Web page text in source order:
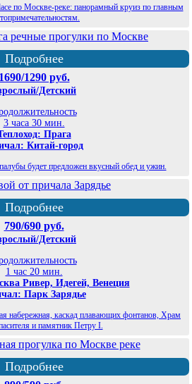
по Москве-реке: панорамный круиз по главным
Подробнее
1690/1290 руб.
Детский
3 часа 30 мин.
Прага
Китай-город
будет предложен вкусный обед и ужин.
Подробнее
790/690 руб.
Детский
1 час 20 мин.
Ривер, Идегей, Венеция
Парк Зарядье
набережная, каскад плавающих фонтанов, Храм
и памятник Петру I.
Подробнее